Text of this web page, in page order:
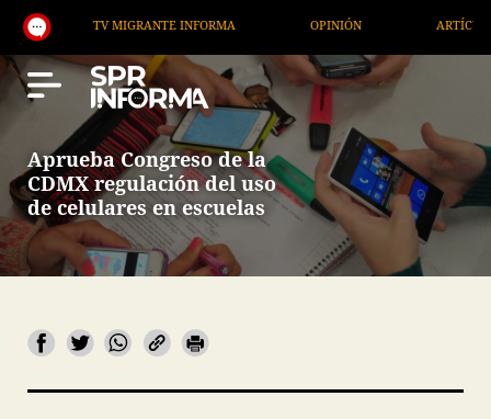
TV MIGRANTE INFORMA OPINIÓN ARTÍCULOS
Aprueba Congreso de la
CDMX regulación del uso
de celulares en escuelas